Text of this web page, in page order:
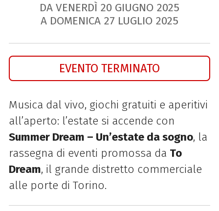
DA VENERDÌ 20 GIUGNO 2025
A DOMENICA 27 LUGLIO 2025
EVENTO TERMINATO
Musica dal vivo, giochi gratuiti e aperitivi
all’aperto: l’estate si accende con
Summer Dream – Un’estate da sogno, la
rassegna di eventi promossa da To
Dream, il grande distretto commerciale
alle porte di Torino.